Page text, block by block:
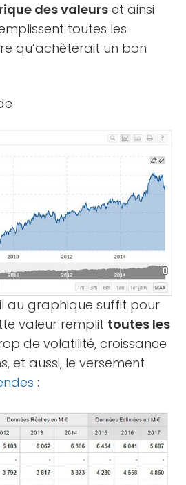
des valeurset ainsi
toutes les
qu’achèterait un bon
au graphique suffit pour
valeur remplit toutes les
de volatilité, croissance
et aussi, le versement
: